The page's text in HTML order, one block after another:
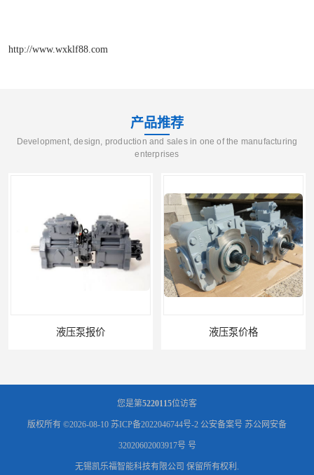
http://www.wxklf88.com
产品推荐
Development, design, production and sales in one of the manufacturing
enterprises
液压泵价格 液压泵
您是第5220115位访客
版权所有 ©2026-08-10 苏ICP备2022046744号-2 公安备案号 苏公网安备
32020602003917号 号
无锡凯乐福智能科技有限公司 保留所有权利.